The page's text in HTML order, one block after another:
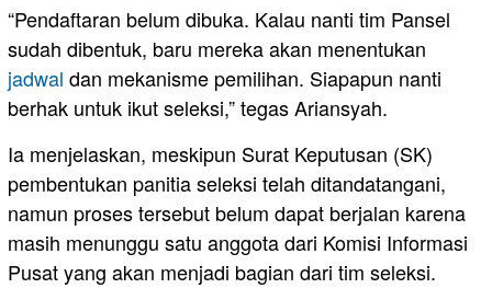
“Pendaftaran belum dibuka. Kalau nanti tim Pansel
sudah dibentuk, baru mereka akan menentukan
jadwal dan mekanisme pemilihan. Siapapun nanti
berhak untuk ikut seleksi,” tegas Ariansyah.
Ia menjelaskan, meskipun Surat Keputusan (SK)
pembentukan panitia seleksi telah ditandatangani,
namun proses tersebut belum dapat berjalan karena
masih menunggu satu anggota dari Komisi Informasi
Pusat yang akan menjadi bagian dari tim seleksi.